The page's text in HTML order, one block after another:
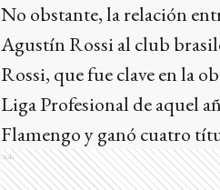
No obstante, la relación
Agustín Rossi al club
Rossi, que fue clave en la
Liga Profesional de aquel
Flamengo y ganó cuatro
Ads